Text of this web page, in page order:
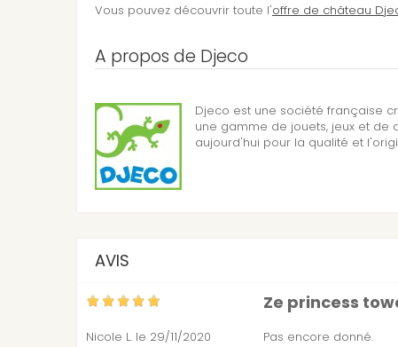
Vous pouvez découvrir toute l'offre de château
A propos de Djeco
Djeco est une société française
une gamme de jouets, jeux et
aujourd'hui pour la qualité et
AVIS
Ze princess
Nicole L. le 29/11/2020 Pas encore donné.